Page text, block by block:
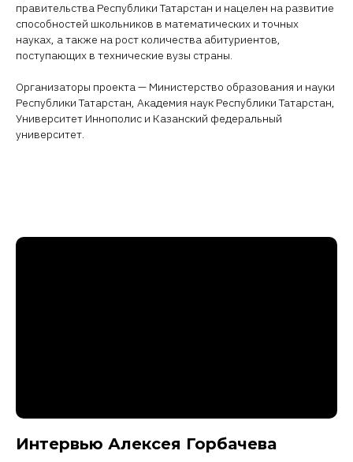
правительства Республики Татарстан и нацелен на развитие
способностей школьников в математических и точных
науках, а также на рост количества абитуриентов,
поступающих в технические вузы страны.
Организаторы проекта — Министерство образования и науки
Республики Татарстан, Академия наук Республики Татарстан,
Университет Иннополис и Казанский федеральный
университет.
Интервью Алексея Горбачева